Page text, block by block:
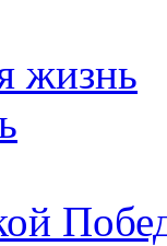
жизнь